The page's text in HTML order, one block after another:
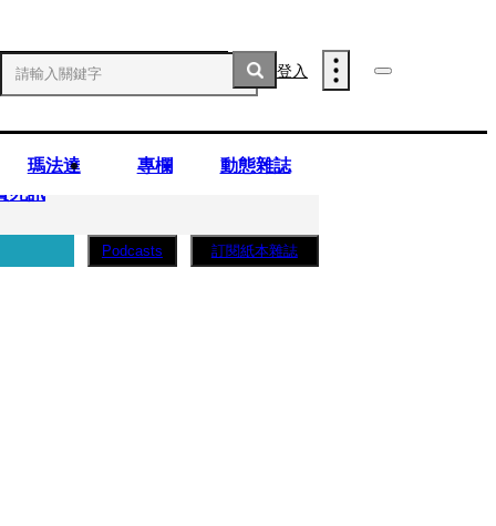
登入
瑪法達 專欄
動態雜誌
死訊
Podcasts 訂閱紙本雜誌